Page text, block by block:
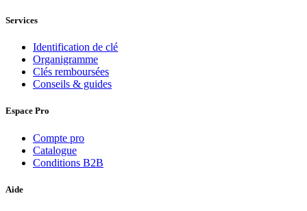
Services
Identification de clé
Organigramme
Clés remboursées
Conseils & guides
Espace Pro
Compte pro
Catalogue
Conditions B2B
Aide